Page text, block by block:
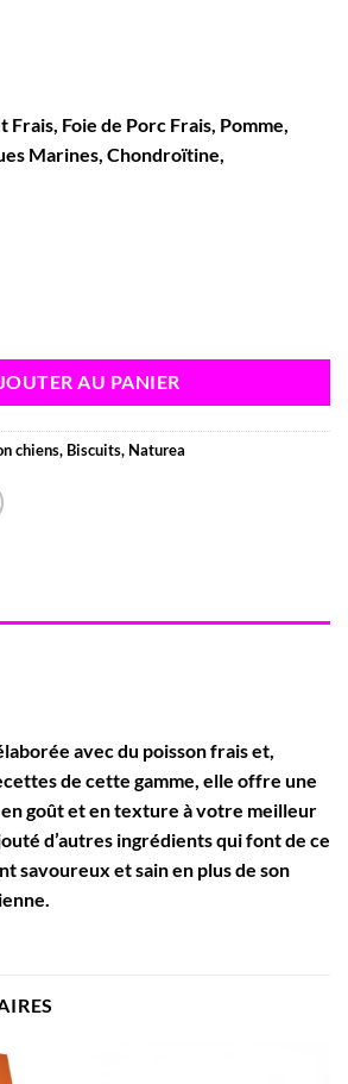
Frais, Foie de Porc Frais, Pomme,
Marines, Chondroïtine,
AU PANIER
chiens, Biscuits, Naturea
avec du poisson frais et,
de cette gamme, elle offre une
goût et en texture à votre meilleur
d’autres ingrédients qui font de ce
savoureux et sain en plus de son